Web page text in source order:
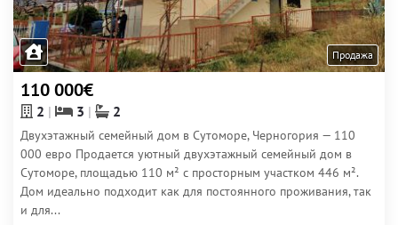
Продажа
110 000€
2 3 2
Двухэтажный семейный дом в Сутоморе, Черногория — 110
000 евро Продается уютный двухэтажный семейный дом в
Сутоморе, площадью 110 м² с просторным участком 446 м².
Дом идеально подходит как для постоянного проживания, так
и для...